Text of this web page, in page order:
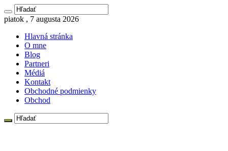
piatok , 7 augusta 2026
Hlavná stránka
O mne
Blog
Partneri
Médiá
Kontakt
Obchodné podmienky
Obchod